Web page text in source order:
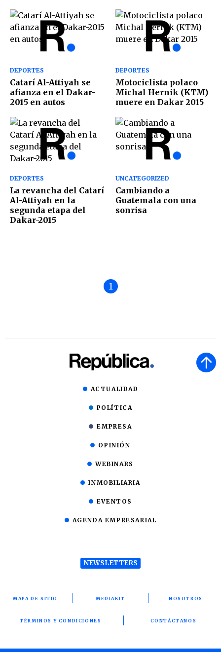
DEPORTES
Catarí Al-Attiyah se
afianza en el Dakar-
2015 en autos
DEPORTES
Motociclista polaco
Michal Hernik (KTM)
muere en Dakar 2015
DEPORTES
La revancha del Catarí
Al-Attiyah en la
segunda etapa del
Dakar-2015
UNCATEGORIZED
Cambiando a
Guatemala con una
sonrisa
1
ACTUALIDAD
POLÍTICA
EMPRESA
OPINIÓN
WEBINARS
INMOBILIARIA
EVENTOS
AGENDA EMPRESARIAL
NEWSLETTERS
MAPA DE SITIO MEDIAKIT NOSOTROS
TÉRMINOS Y CONDICIONES CONTÁCTANOS